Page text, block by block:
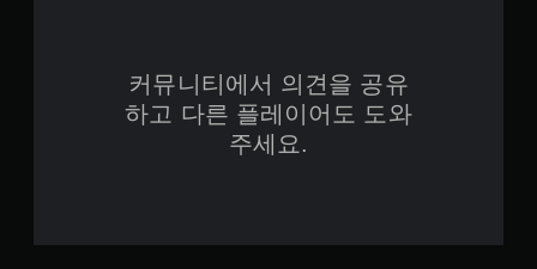
커뮤니티에서 의견을 공유
하고 다른 플레이어도 도와
주세요.